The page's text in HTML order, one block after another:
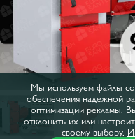
Мы используем файлы
обеспечения надежной
оптимизации рекламы.
отклонить их или
своему выбору.